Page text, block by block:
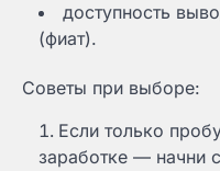
доступность
(фиат).
Советы при выборе:
Если только
заработке — начни